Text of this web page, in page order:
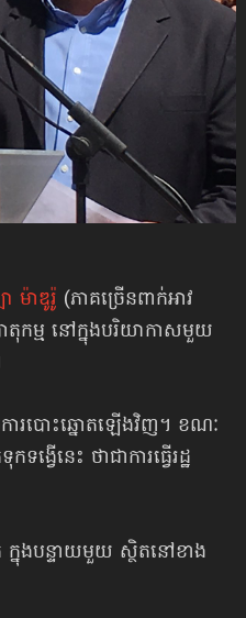
ម៉ាឌូរ៉ូ (ភាគច្រើនពាក់អាវ
ាតុកម្ម នៅក្នុងបរិយាកាសមួយ
ការបោះឆ្នោតឡើងវិញ។ ខណៈ
ើនេះ ថាជាការធ្វើរដ្ឋ
ក្នុងបន្ទាយមួយ ស្ថិតនៅខាង